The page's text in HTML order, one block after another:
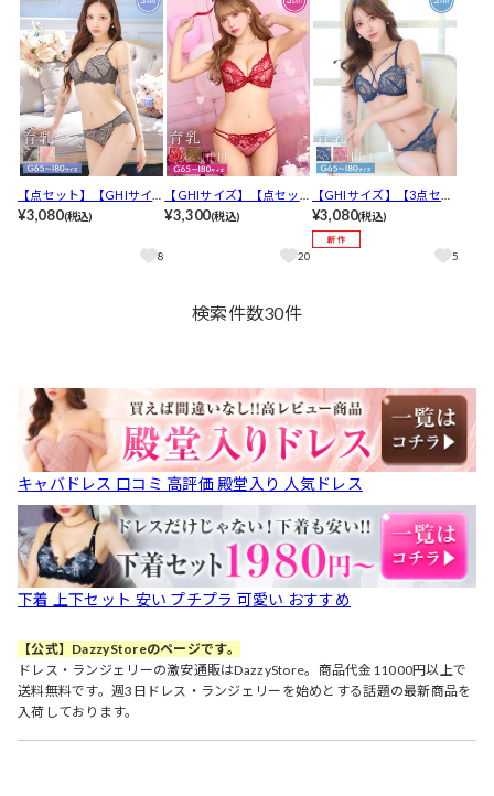
ーツ[推し]
ショーツ[推し]
【点セット】【GHIサイ
ズ】フェミニンシンプル
ー&フルバック&Tバック
¥3,080(税込)
8
【GHIサイズ】【点セッ
ト】ディープクイーンロ
バック透けフルバック&T
¥3,300(税込)
20
【GHIサイズ】【3点セッ
ト】ヌーディファンシー
コード育乳脇高ブラジャ
ー&バック透けフルバック
¥3,080(税込)
5
検索件数30件
キャバドレス 口コミ 高評価 殿堂入り 人気ドレス
下着 上下セット 安い プチプラ 可愛い おすすめ
【公式】DazzyStoreのページです。
ドレス・ランジェリーの激安通販はDazzyStore。商品代金11000円以上で
送料無料です。週3日ドレス・ランジェリーを始めとする話題の最新商品を
入荷しております。